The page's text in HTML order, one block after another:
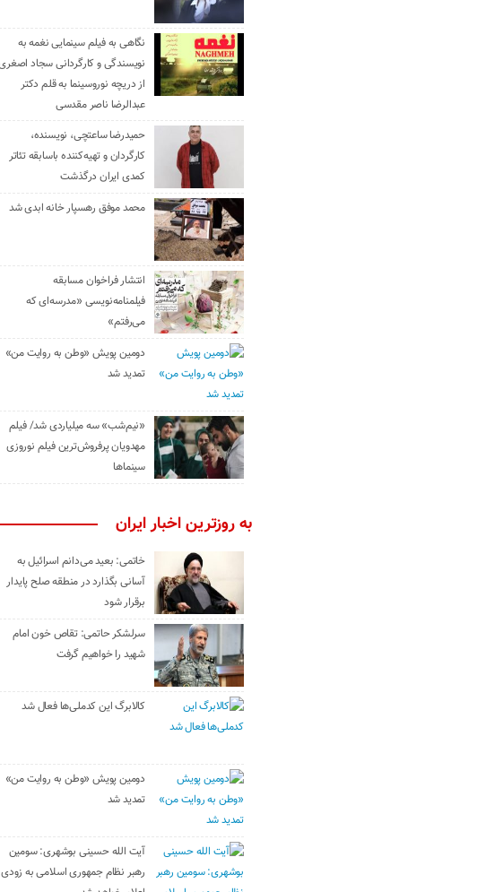
نگاهی به فیلم سینمایی نغمه به
نویسندگی و کارگردانی سجاد
از دریچه نوروسینما به قلم دکتر
عبدالرضا ناصر مقدسی
حمیدرضا ساعتچی، نویسنده،
کارگردان و تهیه‌کننده باسابقه تئاتر
کمدی ایران درگذشت
محمد موفق رهسپار خانه ابدی شد
انتشار فراخوان مسابقه
فیلمنامه‌نویسی «مدرسه‌ای که
می‌رفتم»
دومین پویش «وطن به روایت من»
تمدید شد
«نیم‌شب» سه میلیاردی شد/ فیلم
مهدویان پرفروش‌ترین فیلم نوروزی
سینماها
به روزترین اخبار ایران
خاتمی: بعید می‌دانم اسرائیل به
آسانی بگذارد در منطقه صلح پایدار
برقرار شود
سرلشکر حاتمی: تقاص خون امام
شهید را خواهیم گرفت
کالابرگ این کدملی‌ها فعال شد
دومین پویش «وطن به روایت من»
تمدید شد
آیت الله حسینی بوشهری: سومین
رهبر نظام جمهوری اسلامی به زودی